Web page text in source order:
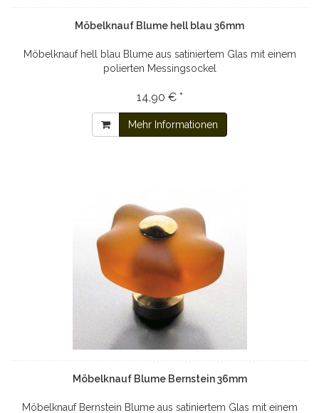
Möbelknauf Blume hell blau 36mm
Möbelknauf hell blau Blume aus satiniertem Glas mit einem
polierten Messingsockel
14,90 € *
Mehr Informationen
Möbelknauf Blume Bernstein 36mm
Möbelknauf Bernstein Blume aus satiniertem Glas mit einem